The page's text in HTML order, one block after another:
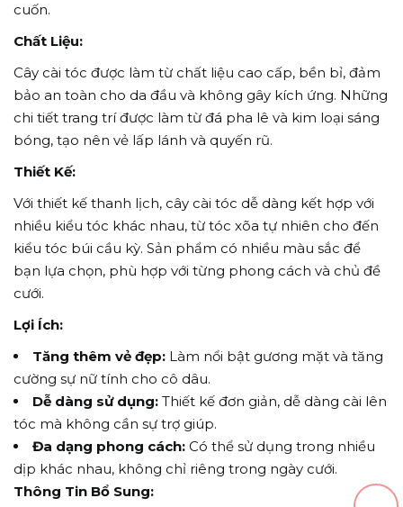
cuốn.
Chất Liệu:
Cây cài tóc được làm từ chất liệu cao cấp, bền bỉ, đảm
bảo an toàn cho da đầu và không gây kích ứng. Những
chi tiết trang trí được làm từ đá pha lê và kim loại sáng
bóng, tạo nên vẻ lấp lánh và quyến rũ.
Thiết Kế:
Với thiết kế thanh lịch, cây cài tóc dễ dàng kết hợp với
nhiều kiểu tóc khác nhau, từ tóc xõa tự nhiên cho đến
kiểu tóc búi cầu kỳ. Sản phẩm có nhiều màu sắc để
bạn lựa chọn, phù hợp với từng phong cách và chủ đề
cưới.
Lợi Ích:
Tăng thêm vẻ đẹp: Làm nổi bật gương mặt và tăng
cường sự nữ tính cho cô dâu.
Dễ dàng sử dụng: Thiết kế đơn giản, dễ dàng cài lên
tóc mà không cần sự trợ giúp.
Đa dạng phong cách: Có thể sử dụng trong nhiều
dịp khác nhau, không chỉ riêng trong ngày cưới.
Thông Tin Bổ Sung: